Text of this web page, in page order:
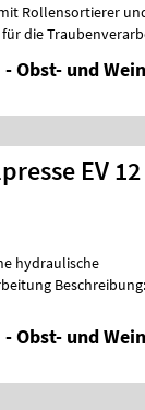
Rollensortierer
die
Obst- und
EV 12
hydraulische
Die
Obst- und